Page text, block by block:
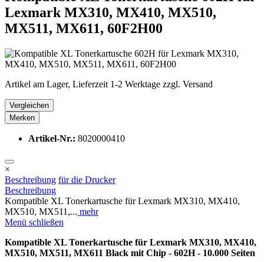
Lexmark MX310, MX410, MX510,
MX511, MX611, 60F2H00
Artikel am Lager, Lieferzeit 1-2 Werktage zzgl. Versand
Vergleichen
Merken
Artikel-Nr.: 8020000410
×
Beschreibung für die Drucker
Beschreibung
Kompatible XL Tonerkartusche für Lexmark MX310, MX410,
MX510, MX511,... mehr
Menü schließen
Kompatible XL Tonerkartusche für Lexmark MX310, MX410,
MX510, MX511, MX611 Black mit Chip - 602H - 10.000 Seiten